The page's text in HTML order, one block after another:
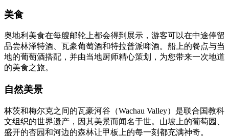
美食
奥地利美食在每艘邮轮上都会得到展示，游客可以在中途停留
品尝林泽特酒、瓦豪葡萄酒和特拉普派啤酒。船上的餐点与当
地的葡萄酒搭配，并由当地厨师精心策划，为您带来一次地道
的美食之旅。
自然美景
林茨和梅尔克之间的瓦豪河谷（Wachau Valley）是联合国教科
文组织的世界遗产，因其美景而闻名于世。山坡上的葡萄园、
盛开的杏园和河边的森林让甲板上的每一刻都充满神奇。